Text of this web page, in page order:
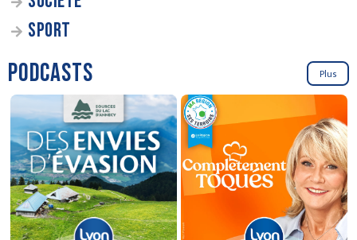
SPORT
PODCASTS Plus